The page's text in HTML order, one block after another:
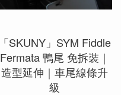
「SKUNY」SYM Fiddle
Fermata 鴨尾 免拆裝｜
造型延伸｜車尾線條升
級